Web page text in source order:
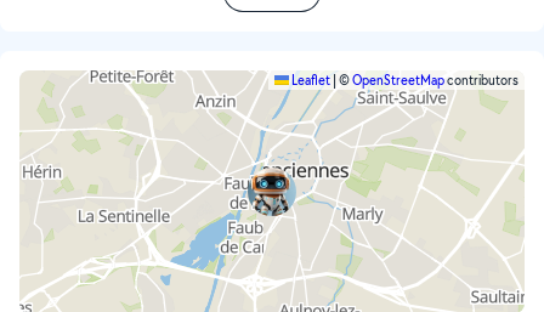
Leaflet ©OpenStreetMapcontributors